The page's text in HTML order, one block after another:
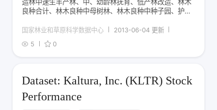
造林中速生丰产林、中、幼龄林抚育、低产林改造、林木
良种合计、林木良种中母树林、林木良种中种子园、护林
保护区、森林公园、国有天然林改造、林野调查、规划设
计、文化、教育、卫生、科学实验研究与技术推广、
国家林业和草原科学数据中心
2013-06-04 更新
5
0
Dataset: Kaltura, Inc. (KLTR) Stock
Performance